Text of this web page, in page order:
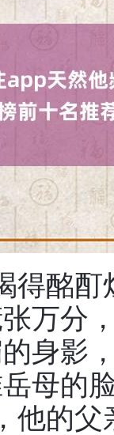
得酩
万分
身影
母的
他的